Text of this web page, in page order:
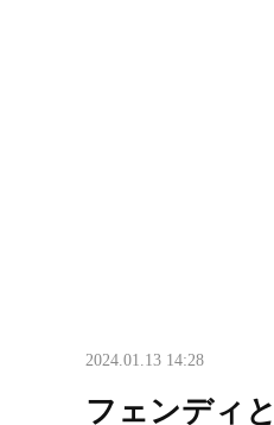
2024.01.13 14:28
フェンディ